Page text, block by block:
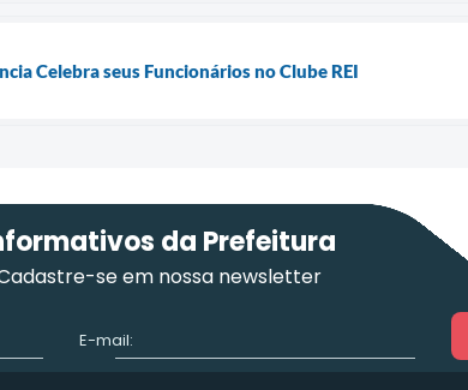
Celebra seus Funcionários no Clube REI
da Prefeitura
se em nossa newsletter
E-mail: